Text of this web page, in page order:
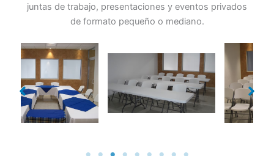
juntas de trabajo, presentaciones y eventos privados
de formato pequeño o mediano.